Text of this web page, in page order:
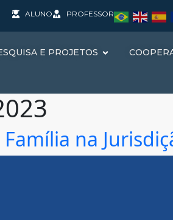
ALUNO PROFESSOR
E PROJETOS
na